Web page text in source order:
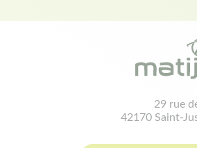
29 rue
42170 Saint-